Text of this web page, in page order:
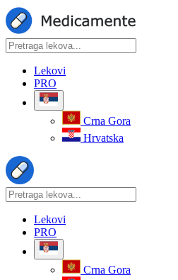
Lekovi
PRO
Crna Gora
Hrvatska
Lekovi
PRO
Crna Gora